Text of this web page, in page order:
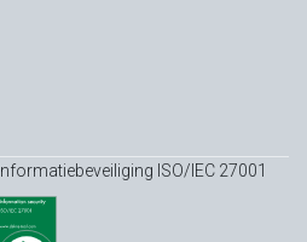
Informatiebeveiliging ISO/IEC 27001